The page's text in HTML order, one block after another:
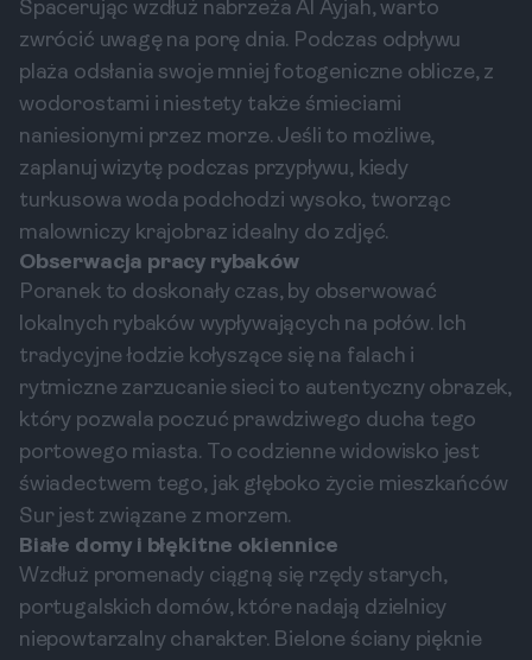
Spacerując wzdłuż nabrzeża Al Ayjah, warto
zwrócić uwagę na porę dnia. Podczas odpływu
plaża odsłania swoje mniej fotogeniczne oblicze, z
wodorostami i niestety także śmieciami
naniesionymi przez morze. Jeśli to możliwe,
zaplanuj wizytę podczas przypływu, kiedy
turkusowa woda podchodzi wysoko, tworząc
malowniczy krajobraz idealny do zdjęć.
Obserwacja pracy rybaków
Poranek to doskonały czas, by obserwować
lokalnych rybaków wypływających na połów. Ich
tradycyjne łodzie kołyszące się na falach i
rytmiczne zarzucanie sieci to autentyczny obrazek,
który pozwala poczuć prawdziwego ducha tego
portowego miasta. To codzienne widowisko jest
świadectwem tego, jak głęboko życie mieszkańców
Sur jest związane z morzem.
Białe domy i błękitne okiennice
Wzdłuż promenady ciągną się rzędy starych,
portugalskich domów, które nadają dzielnicy
niepowtarzalny charakter. Bielone ściany pięknie